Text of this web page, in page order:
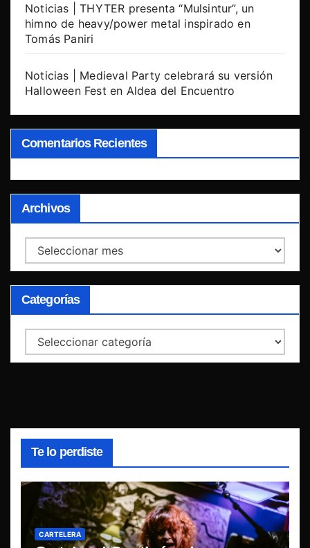
Noticias | THYTER presenta “Mulsintur”, un
himno de heavy/power metal inspirado en
Tomás Paniri
Noticias | Medieval Party celebrará su versión
Halloween Fest en Aldea del Encuentro
Comentarios Recientes
Archivos
Archivos
Categorías
Categorías
Te lo perdiste
CARTELERA